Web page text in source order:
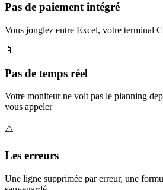
Pas de paiement intégré
Vous jonglez entre Excel, votre terminal
📱
Pas de temps réel
Votre moniteur ne voit pas le planning
vous appeler
⚠️
Les erreurs
Une ligne supprimée par erreur, une